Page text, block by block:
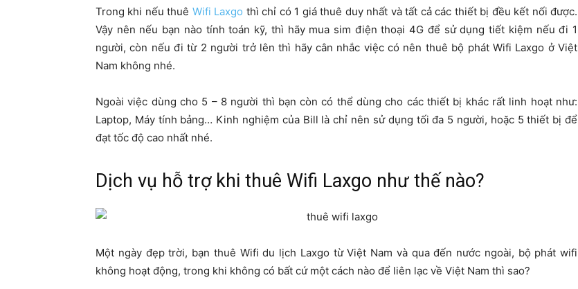
Trong khi nếu thuê Wifi Laxgo thì chỉ có 1 giá thuê duy nhất và tất cả các thiết bị đều kết nối được.
Vậy nên nếu bạn nào tính toán kỹ, thì hãy mua sim điện thoại 4G để sử dụng tiết kiệm nếu đi 1
người, còn nếu đi từ 2 người trở lên thì hãy cân nhắc việc có nên thuê bộ phát Wifi Laxgo ở Việt
Nam không nhé.
Ngoài việc dùng cho 5 – 8 người thì bạn còn có thể dùng cho các thiết bị khác rất linh hoạt như:
Laptop, Máy tính bảng… Kinh nghiệm của Bill là chỉ nên sử dụng tối đa 5 người, hoặc 5 thiết bị để
đạt tốc độ cao nhất nhé.
Dịch vụ hỗ trợ khi thuê Wifi Laxgo như thế nào?
Một ngày đẹp trời, bạn thuê Wifi du lịch Laxgo từ Việt Nam và qua đến nước ngoài, bộ phát wifi
không hoạt động, trong khi không có bất cứ một cách nào để liên lạc về Việt Nam thì sao?